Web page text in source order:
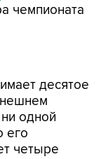
чемпионата
десятое
одной
его
четыре